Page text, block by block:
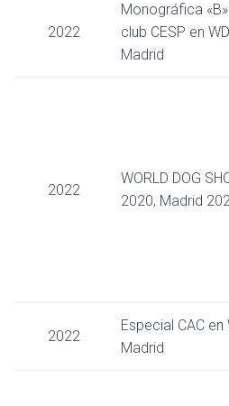
2022
Monográfica
club CESP en
Madrid
2022
WORLD DOG
2020, Madrid
2022
Especial CAC en
Madrid